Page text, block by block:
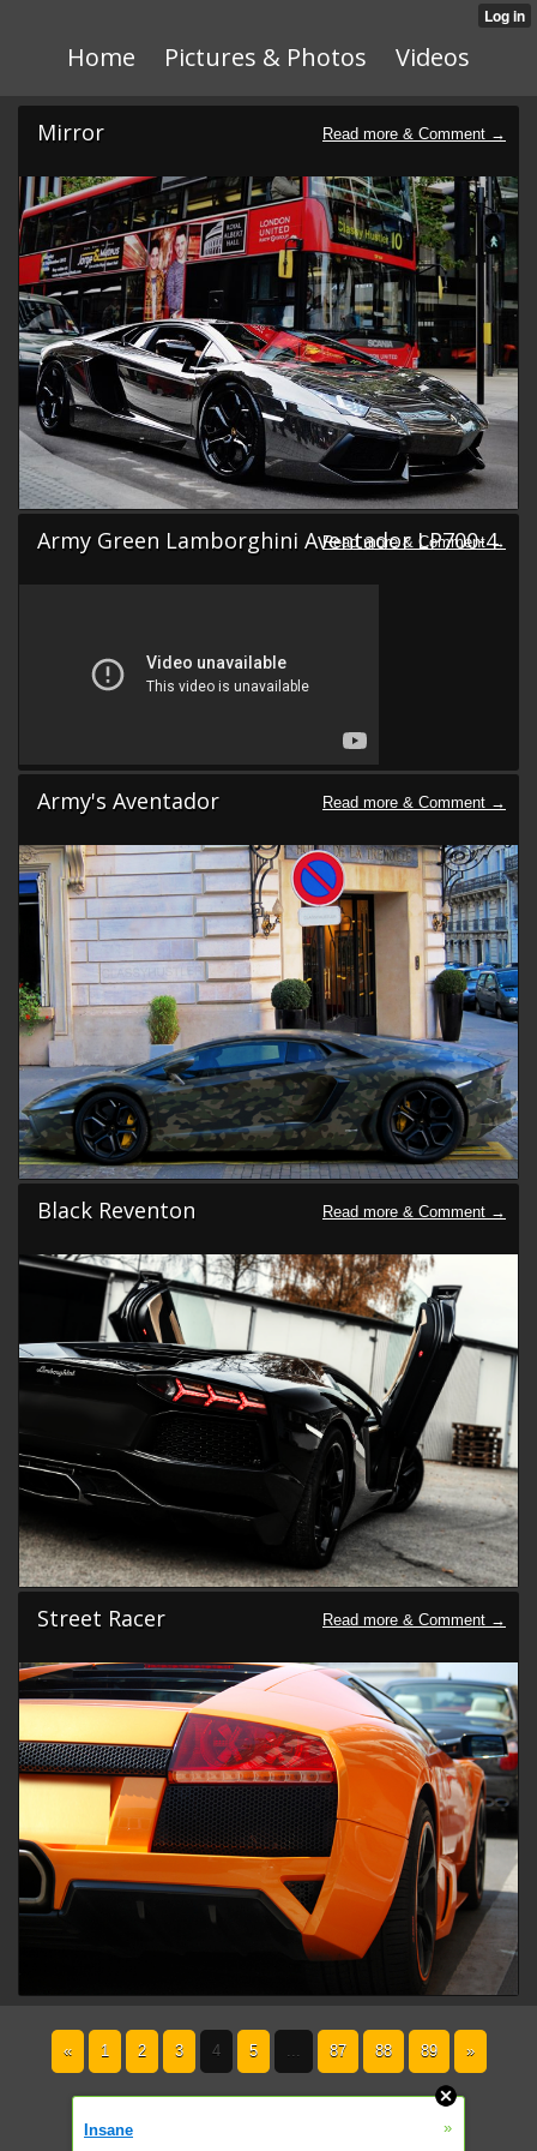
Home Pictures & Photos Videos
Mirror
Army Green Lamborghini Aventador LP700-4
Army's Aventador
Black Reventon
Street Racer
« 1 2 3 4 5 ... 87 88 89 »
Insane »